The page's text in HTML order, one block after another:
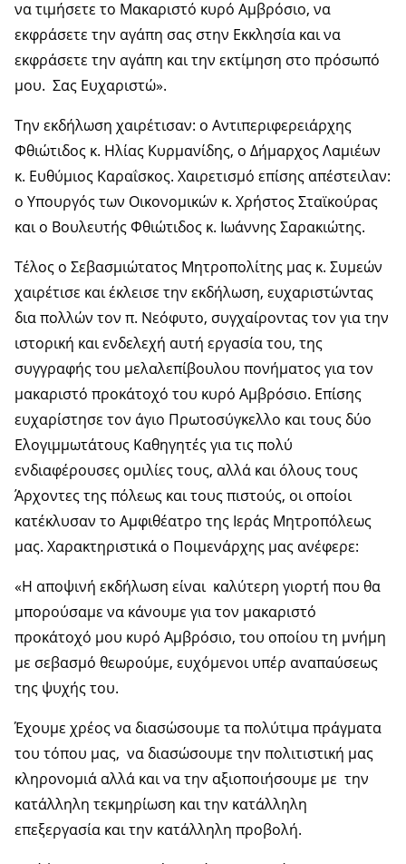
να τιμήσετε το Μακαριστό κυρό Αμβρόσιο, να
εκφράσετε την αγάπη σας στην Εκκλησία και να
εκφράσετε την αγάπη και την εκτίμηση στο πρόσωπό
μου. Σας Ευχαριστώ».
Την εκδήλωση χαιρέτισαν: ο Αντιπεριφερειάρχης
Φθιώτιδος κ. Ηλίας Κυρμανίδης, ο Δήμαρχος Λαμιέων
κ. Ευθύμιος Καραΐσκος. Χαιρετισμό επίσης απέστειλαν:
ο Υπουργός των Οικονομικών κ. Χρήστος Σταϊκούρας
και ο Βουλευτής Φθιώτιδος κ. Ιωάννης Σαρακιώτης.
Τέλος ο Σεβασμιώτατος Μητροπολίτης μας κ. Συμεών
χαιρέτισε και έκλεισε την εκδήλωση, ευχαριστώντας
δια πολλών τον π. Νεόφυτο, συγχαίροντας τον για την
ιστορική και ενδελεχή αυτή εργασία του, της
συγγραφής του μελαλεπίβουλου πονήματος για τον
μακαριστό προκάτοχό του κυρό Αμβρόσιο. Επίσης
ευχαρίστησε τον άγιο Πρωτοσύγκελλο και τους δύο
Ελογιμμωτάτους Καθηγητές για τις πολύ
ενδιαφέρουσες ομιλίες τους, αλλά και όλους τους
Άρχοντες της πόλεως και τους πιστούς, οι οποίοι
κατέκλυσαν το Αμφιθέατρο της Ιεράς Μητροπόλεως
μας. Χαρακτηριστικά ο Ποιμενάρχης μας ανέφερε:
«Η αποψινή εκδήλωση είναι καλύτερη γιορτή που θα
μπορούσαμε να κάνουμε για τον μακαριστό
προκάτοχό μου κυρό Αμβρόσιο, του οποίου τη μνήμη
με σεβασμό θεωρούμε, ευχόμενοι υπέρ αναπαύσεως
της ψυχής του.
Έχουμε χρέος να διασώσουμε τα πολύτιμα πράγματα
του τόπου μας, να διασώσουμε την πολιτιστική μας
κληρονομιά αλλά και να την αξιοποιήσουμε με την
κατάλληλη τεκμηρίωση και την κατάλληλη
επεξεργασία και την κατάλληλη προβολή.